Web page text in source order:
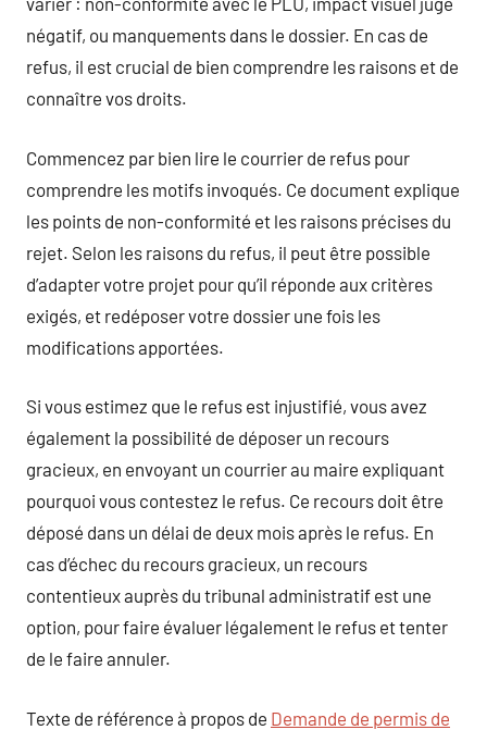
négatif, ou manquements dans le dossier. En cas de
refus, il est crucial de bien comprendre les raisons et de
connaître vos droits.
Commencez par bien lire le courrier de refus pour
comprendre les motifs invoqués. Ce document explique
les points de non-conformité et les raisons précises du
rejet. Selon les raisons du refus, il peut être possible
d’adapter votre projet pour qu’il réponde aux critères
exigés, et redéposer votre dossier une fois les
modifications apportées.
Si vous estimez que le refus est injustifié, vous avez
également la possibilité de déposer un recours
gracieux, en envoyant un courrier au maire expliquant
pourquoi vous contestez le refus. Ce recours doit être
déposé dans un délai de deux mois après le refus. En
cas d’échec du recours gracieux, un recours
contentieux auprès du tribunal administratif est une
option, pour faire évaluer légalement le refus et tenter
de le faire annuler.
Texte de référence à propos de Demande de permis de